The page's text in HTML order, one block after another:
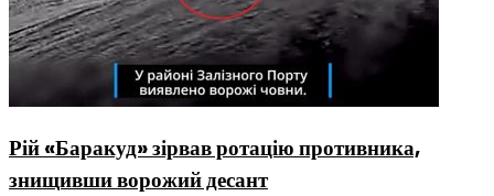
Рій «Баракуд» зірвав ротацію противника,
знищивши ворожий десант